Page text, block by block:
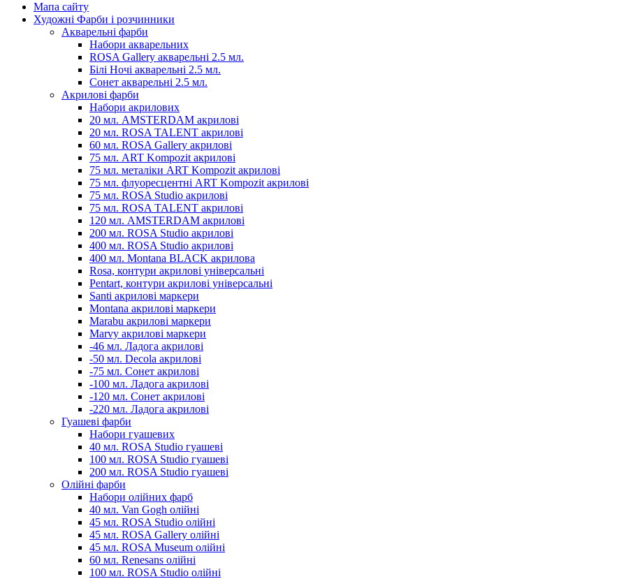
Мапа сайту
Художні Фарби і розчинники
Акварельні фарби
Набори акварельних
ROSA Gallery акварельні 2.5 мл.
Білі Ночі акварельні 2.5 мл.
Сонет акварельні 2.5 мл.
Акрилові фарби
Набори акрилових
20 мл. AMSTERDAM акрилові
20 мл. ROSA TALENT акрилові
60 мл. ROSA Gallery акрилові
75 мл. ART Kompozit акрилові
75 мл. металіки ART Kompozit акрилові
75 мл. флуоресцентні ART Kompozit акрилові
75 мл. ROSA Studio акрилові
75 мл. ROSA TALENT акрилові
120 мл. AMSTERDAM акрилові
200 мл. ROSA Studio акрилові
400 мл. ROSA Studio акрилові
400 мл. Montana BLACK акрилова
Rosa, контури акрилові універсальні
Pentart, контури акрилові універсальні
Santi акрилові маркери
Montana акрилові маркери
Marabu акрилові маркери
Marvy акрилові маркери
-46 мл. Ладога акрилові
-50 мл. Decola акрилові
-75 мл. Сонет акрилові
-100 мл. Ладога акрилові
-120 мл. Сонет акрилові
-220 мл. Ладога акрилові
Гуашеві фарби
Набори гуашевих
40 мл. ROSA Studio гуашеві
100 мл. ROSA Studio гуашеві
200 мл. ROSA Studio гуашеві
Олійні фарби
Набори олійних фарб
40 мл. Van Gogh олійні
45 мл. ROSA Studio олійні
45 мл. ROSA Gallery олійні
45 мл. ROSA Museum олійні
60 мл. Renesans олійні
100 мл. ROSA Studio олійні